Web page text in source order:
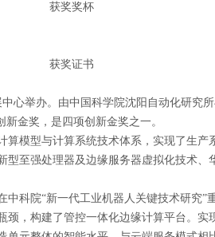
获奖奖杯
获奖证书
举办。由中国科学院沈阳自动化研究
金奖，是四项创新金奖之一。
型与计算系统技术体系，实现了生产
至强处理器及边缘服务器虚拟化技术
院“新一代工业机器人关键技术研究”
，构建了管控一体化边缘计算平台。